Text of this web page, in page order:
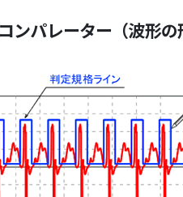
ンパレーター（波形の